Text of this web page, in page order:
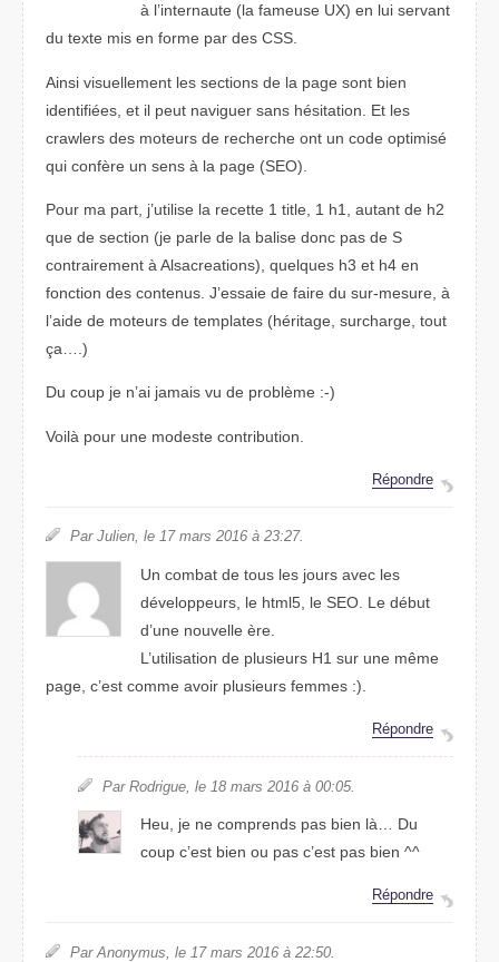
à l’internaute (la fameuse UX) en lui servant
du texte mis en forme par des CSS.
Ainsi visuellement les sections de la page sont bien
identifiées, et il peut naviguer sans hésitation. Et les
crawlers des moteurs de recherche ont un code optimisé
qui confère un sens à la page (SEO).
Pour ma part, j’utilise la recette 1 title, 1 h1, autant de h2
que de section (je parle de la balise donc pas de S
contrairement à Alsacreations), quelques h3 et h4 en
fonction des contenus. J’essaie de faire du sur-mesure, à
l’aide de moteurs de templates (héritage, surcharge, tout
ça….)
Du coup je n’ai jamais vu de problème :-)
Voilà pour une modeste contribution.
Répondre
Par Julien, le 17 mars 2016 à 23:27.
Un combat de tous les jours avec les
développeurs, le html5, le SEO. Le début
d’une nouvelle ère.
L’utilisation de plusieurs H1 sur une même
page, c’est comme avoir plusieurs femmes :).
Répondre
Par Rodrigue, le 18 mars 2016 à 00:05.
Heu, je ne comprends pas bien là… Du
coup c’est bien ou pas c’est pas bien ^^
Répondre
Par Anonymus, le 17 mars 2016 à 22:50.